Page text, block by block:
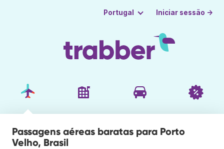
Portugal Iniciar sessão →
Passagens aéreas baratas para Porto
Velho, Brasil